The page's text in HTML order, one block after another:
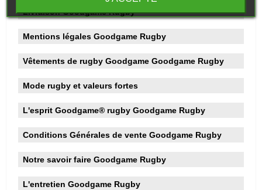
Livraison Goodgame Rugby
Mentions légales Goodgame Rugby
Vêtements de rugby Goodgame Goodgame Rugby
Mode rugby et valeurs fortes
L'esprit Goodgame® rugby Goodgame Rugby
Conditions Générales de vente Goodgame Rugby
Notre savoir faire Goodgame Rugby
L'entretien Goodgame Rugby